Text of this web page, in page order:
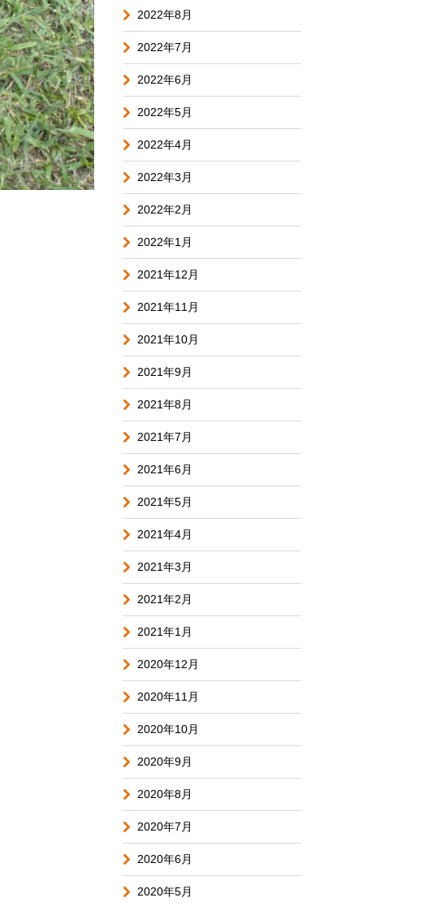
2022年8月
2022年7月
2022年6月
2022年5月
2022年4月
2022年3月
2022年2月
2022年1月
2021年12月
2021年11月
2021年10月
2021年9月
2021年8月
2021年7月
2021年6月
2021年5月
2021年4月
2021年3月
2021年2月
2021年1月
2020年12月
2020年11月
2020年10月
2020年9月
2020年8月
2020年7月
2020年6月
2020年5月